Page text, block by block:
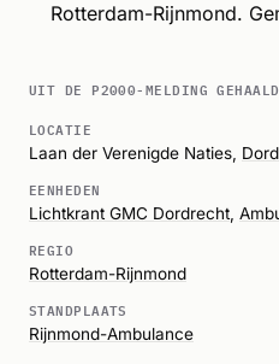
Rotterdam-Rijnmond.
UIT DE P2000-MELDING GEHAALD
LOCATIE
Laan der Verenigde Naties,
EENHEDEN
Lichtkrant GMC Dordrecht,
REGIO
Rotterdam-Rijnmond
STANDPLAATS
Rijnmond-Ambulance